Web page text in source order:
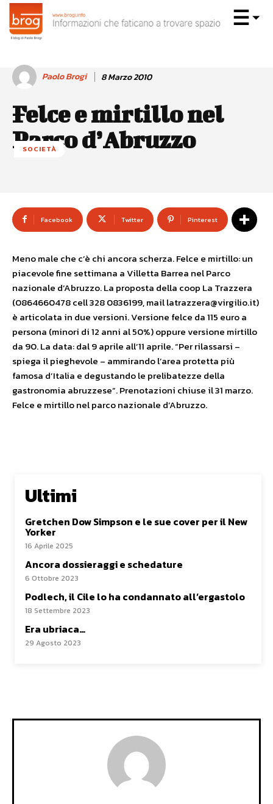
Paolo Brogi 8 Marzo 2010
Felce e mirtillo nel
Parco d’Abruzzo
SOCIETÀ
Facebook Twitter Pinterest
Meno male che c’è chi ancora scherza. Felce e mirtillo: un
piacevole fine settimana a Villetta Barrea nel Parco
nazionale d’Abruzzo. La proposta della coop La Trazzera
(0864660478 cell 328 0836199, mail latrazzera@virgilio.it)
è articolata in due versioni. Versione felce da 115 euro a
persona (minori di 12 anni al 50%) oppure versione mirtillo
da 90. La data: dal 9 aprile all’11 aprile. “Per rilassarsi –
spiega il pieghevole – ammirando l’area protetta più
famosa d’Italia e degustando le prelibatezze della
gastronomia abruzzese”. Prenotazioni chiuse il 31 marzo.
Felce e mirtillo nel parco nazionale d’Abruzzo.
Ultimi
Gretchen Dow Simpson e le sue cover per il New
Yorker
16 Aprile 2025
Ancora dossieraggi e schedature
6 Ottobre 2023
Podlech, il Cile lo ha condannato all’ergastolo
18 Settembre 2023
Era ubriaca…
29 Agosto 2023